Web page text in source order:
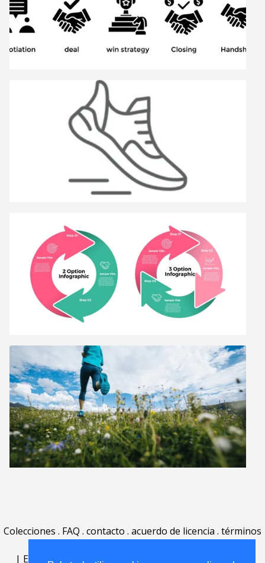
Colecciones . FAQ . contacto . acuerdo de licencia . términos
| English | Deutsch| Español Português